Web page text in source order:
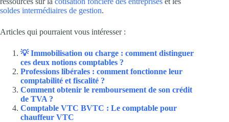
soldes intermédiaires de gestion.
Articles qui pourraient vous intéresser :
💡 Immobilisation ou charge : comment distinguer
ces deux notions comptables ?
Professions libérales : comment fonctionne leur
comptabilité et fiscalité ?
Comment obtenir le remboursement de son crédit
de TVA ?
Comptable VTC BVTC : Le comptable pour
chauffeur VTC